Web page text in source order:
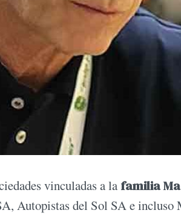
vinculadas a la familia
Autopistas del Sol SA e incluso